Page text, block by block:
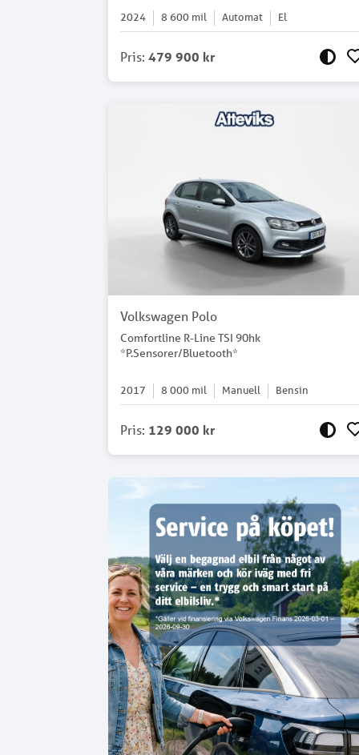
2024 8 600 mil Automat El
Pris:479 900 kr
Volkswagen Polo
Comfortline R-Line TSI 90hk
*P.Sensorer/Bluetooth*
2017 8 000 mil Manuell Bensin
Pris: 129 000 kr